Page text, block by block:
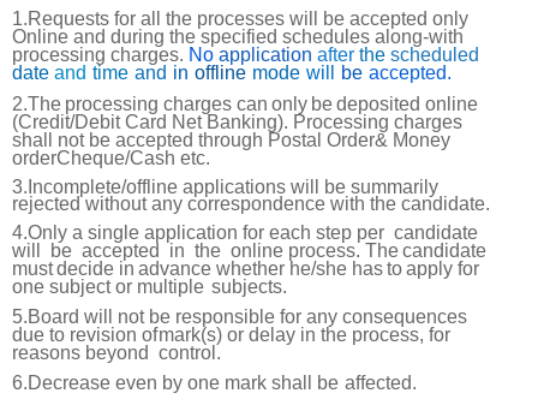
1.Requests for all the processes will be accepted only
Online and during the specified schedules along-with
processing charges. No application after the scheduled
date and time and in offline mode will be accepted.
2.The processing charges can only bedeposited online
(Credit/Debit Card Net Banking). Processing charges
shall not be accepted through Postal Order& Money
orderCheque/Cash etc.
3.Incomplete/offline applications will be summarily
rejected without any correspondence with the candidate.
4.Only a single application for each step per candidate
will
be accepted in the online process. The candidate
mustdecide in advance whether he/she has to apply for
one subject or multiple subjects.
5.Board will not be responsible for any consequences
due to revision ofmark(s) or delay in the process, for
reasons beyond control.
6.Decrease even by one mark shall be affected.